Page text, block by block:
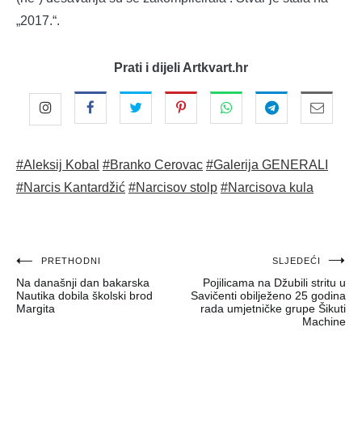
„2017.“.
Prati i dijeli Artkvart.hr
#Aleksij Kobal #Branko Cerovac #Galerija GENERALI
#Narcis Kantardžić #Narcisov stolp #Narcisova kula
Navigacija
objava
PRETHODNI
Na današnji dan bakarska
Nautika dobila školski brod
Margita
SLJEDEĆI
Pojilicama na Džubili stritu u
Savičenti obilježeno 25 godina
rada umjetničke grupe Šikuti
Machine